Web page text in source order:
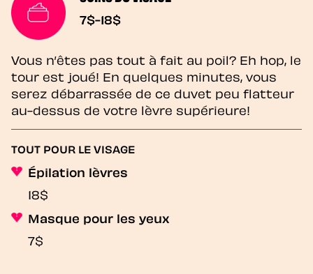
7$-18$
Vous n’êtes pas tout à fait au poil? Eh hop, le
tour est joué! En quelques minutes, vous
serez débarrassée de ce duvet peu flatteur
au-dessus de votre lèvre supérieure!
TOUT POUR LE VISAGE
Épilation lèvres
18$
Masque pour les yeux
7$